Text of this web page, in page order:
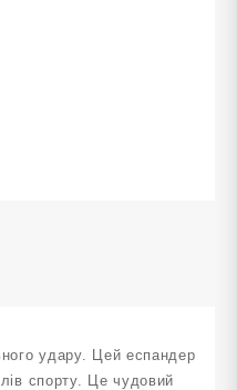
удару. Цей еспандер
спорту. Це чудовий